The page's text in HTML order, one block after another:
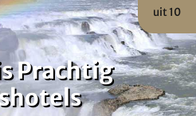
uit 10
Prachtig